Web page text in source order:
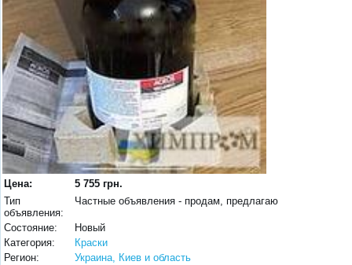
Цена:
5 755 грн.
Тип
объявления:
Частные объявления - продам, предлагаю
Состояние:
Новый
Категория:
Краски
Регион:
Украина, Киев и область